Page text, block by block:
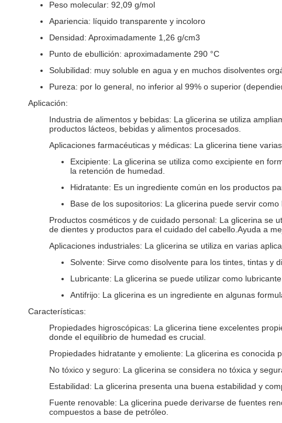
Peso molecular: 92,09 g/mol
Apariencia: líquido transparente y incoloro
Densidad: Aproximadamente 1,26 g/cm3
Punto de ebullición: aproximadamente 290 °C
Solubilidad: muy soluble en agua y en muchos disolventes
Pureza: por lo general, no inferior al 99% o superior
Aplicación:
Industria de alimentos y bebidas: La glicerina se utiliza
productos lácteos, bebidas y alimentos procesados.
Aplicaciones farmacéuticas y médicas: La glicerina tiene
Excipiente: La glicerina se utiliza como excipiente en
la retención de humedad.
Hidratante: Es un ingrediente común en los productos
Base de los supositorios: La glicerina puede servir
Productos cosméticos y de cuidado personal: La glicerina se
de dientes y productos para el cuidado del cabello.Ayuda a
Aplicaciones industriales: La glicerina se utiliza en varias
Solvente: Sirve como disolvente para los tintes, tintas y
Lubricante: La glicerina se puede utilizar como
Antifrijo: La glicerina es un ingrediente en algunas
Características:
Propiedades higroscópicas: La glicerina tiene excelentes
donde el equilibrio de humedad es crucial.
Propiedades hidratante y emoliente: La glicerina es conocida
No tóxico y seguro: La glicerina se considera no tóxica y
Estabilidad: La glicerina presenta una buena estabilidad y
Fuente renovable: La glicerina puede derivarse de fuentes
compuestos a base de petróleo.